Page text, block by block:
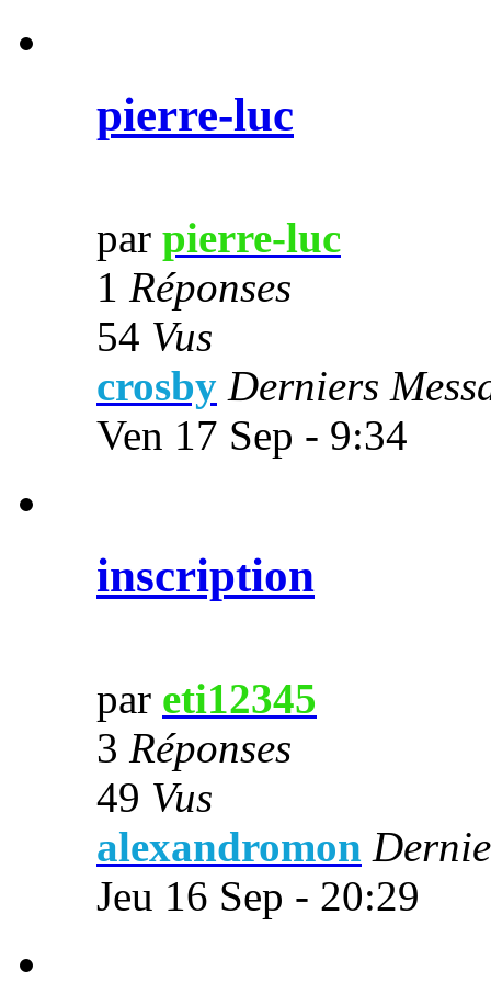
pierre-luc
par pierre-luc
1 Réponses
54 Vus
crosby Derniers
Ven 17 Sep - 9:34
inscription
par eti12345
3 Réponses
49 Vus
alexandromon
Jeu 16 Sep - 20:29